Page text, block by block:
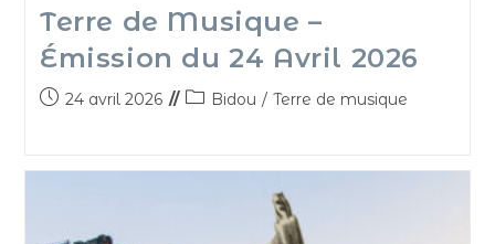
Terre de Musique –
Émission du 24 Avril 2026
24 avril 2026 Bidou / Terre de musique